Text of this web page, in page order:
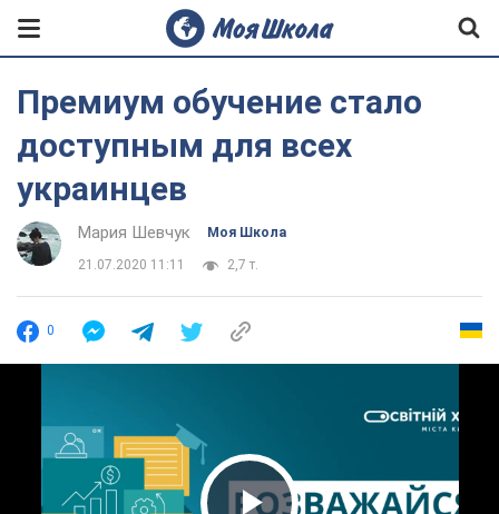
Премиум обучение стало
доступным для всех
украинцев
Мария Шевчук Моя Школа
21.07.2020 11:11 2,7 т.
0